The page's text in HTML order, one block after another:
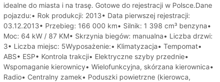
idealne do miasta i na trasę. Gotowe do rejestracji w Polsce.Dane
pojazdu:• Rok produkcji: 2013• Data pierwszej rejestracji:
03.12.2013• Przebieg: 166 000 km• Silnik: 1 398 cm³ benzyna•
Moc: 64 kW / 87 KM• Skrzynia biegów: manualna• Liczba drzwi:
3• Liczba miejsc: 5Wyposażenie:• Klimatyzacja• Tempomat•
ABS• ESP• Kontrola trakcji• Elektryczne szyby przednie•
Wspomaganie kierownicy• Wielofunkcyjna, skórzana kierownica•
Radio• Centralny zamek• Poduszki powietrzne (kierowca,